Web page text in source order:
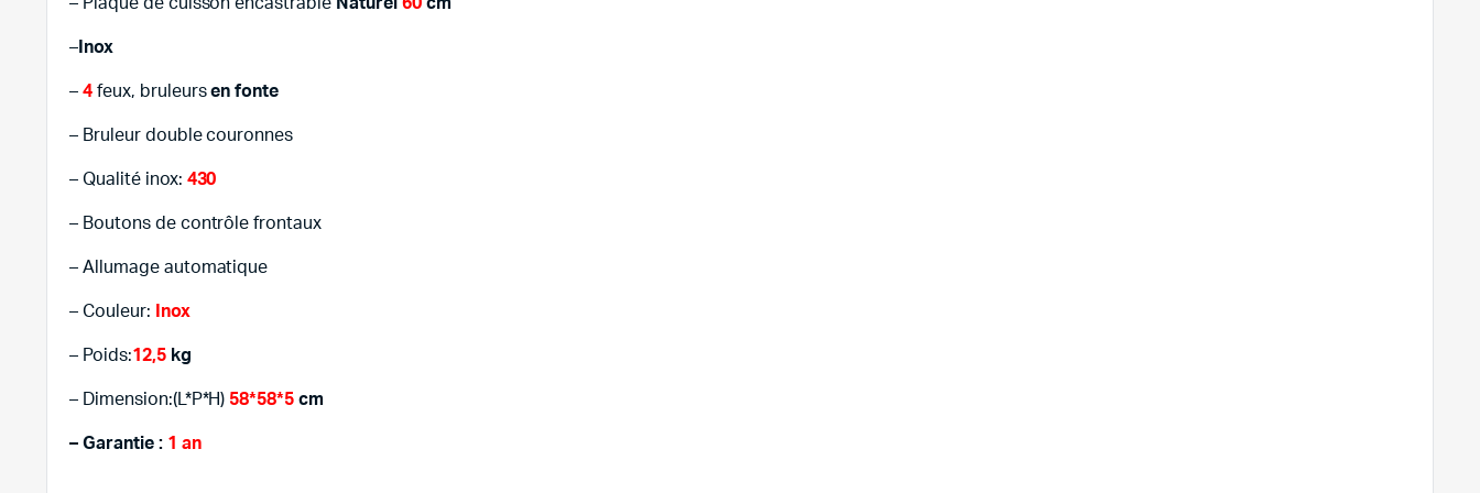
–Inox
–4 feux, bruleursen fonte
– Bruleur double couronnes
– Qualité inox: 430
– Boutons de contrôle frontaux
– Allumage automatique
– Couleur: Inox
– Poids:12,5kg
– Dimension:(L*P*H) 58*58*5cm
– Garantie :1 an